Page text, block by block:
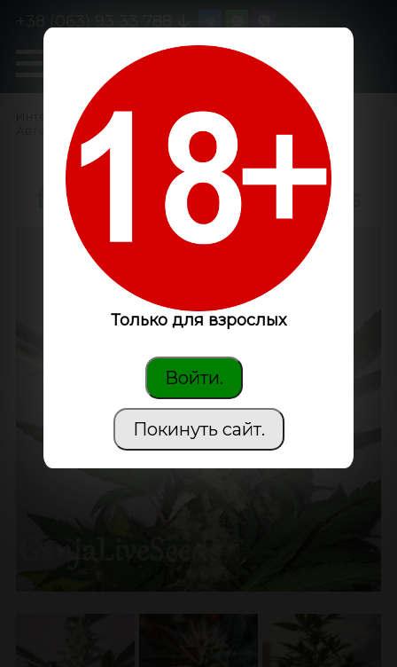
GanjaLiveSeeds
Только для взрослых
Войти.
Покинуть сайт.
Интернет-магазин Семена конопли
Автоцветущие феминизированные/
Auto New York Diesel
feminised GanjaLiveSeeds